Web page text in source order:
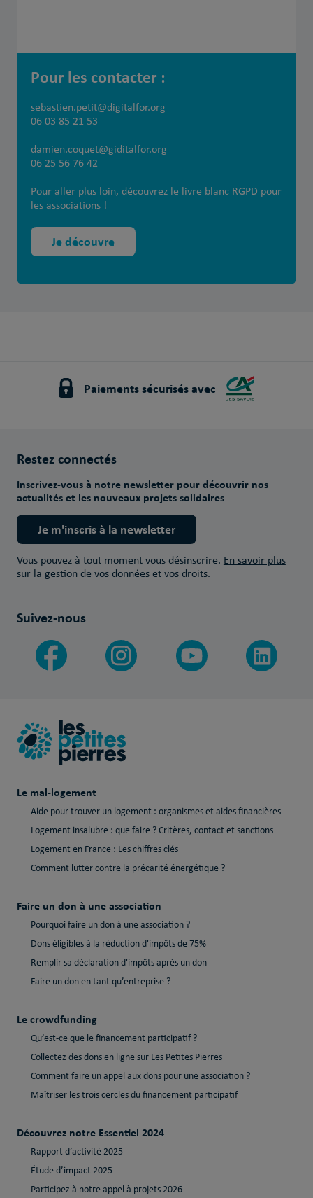
Pour les contacter :
sebastien.petit@digitalfor.org
06 03 85 21 53
damien.coquet@giditalfor.org
06 25 56 76 42
Pour aller plus loin, découvrez le livre blanc RGPD pour
les associations !
Je découvre
Paiements sécurisés avec
Restez connectés
Inscrivez-vous à notre newsletter pour découvrir nos
actualités et les nouveaux projets solidaires
Je m'inscris à la newsletter
Vous pouvez à tout moment vous désinscrire. En savoir plus
sur la gestion de vos données et vos droits.
Suivez-nous
Le mal-logement
Aide pour trouver un logement : organismes et aides financières
Logement insalubre : que faire ? Critères, contact et sanctions
Logement en France : Les chiffres clés
Comment lutter contre la précarité énergétique ?
Faire un don à une association
Pourquoi faire un don à une association ?
Dons éligibles à la réduction d'impôts de 75%
Remplir sa déclaration d'impôts après un don
Faire un don en tant qu’entreprise ?
Le crowdfunding
Qu’est-ce que le financement participatif ?
Collectez des dons en ligne sur Les Petites Pierres
Comment faire un appel aux dons pour une association ?
Maîtriser les trois cercles du financement participatif
Découvrez notre Essentiel 2024
Rapport d’activité 2025
Étude d’impact 2025
Participez à notre appel à projets 2026